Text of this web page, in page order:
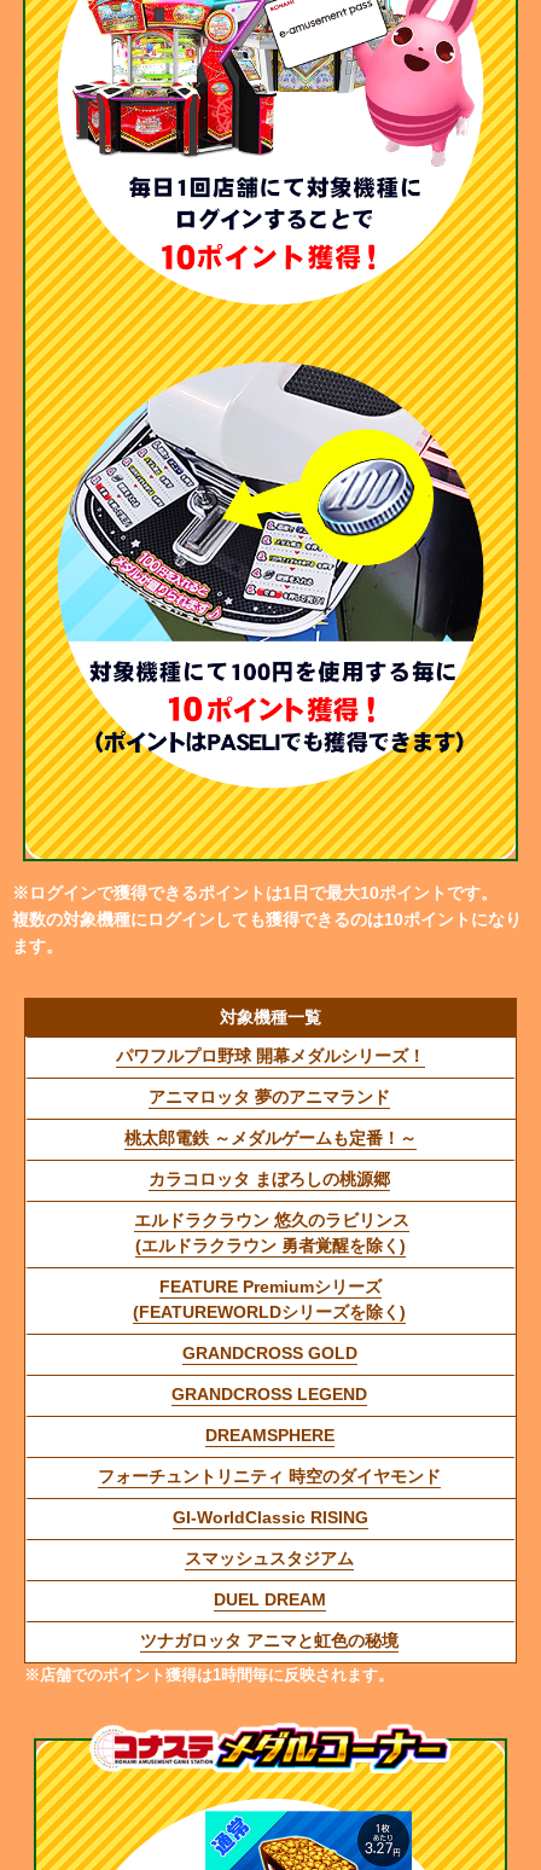
※ログインで獲得できるポイントは1日で最大10ポイントです。
複数の対象機種にログインしても獲得できるのは10ポイントになり
ます。
対象機種一覧
パワフルプロ野球 開幕メダルシリーズ！
アニマロッタ 夢のアニマランド
桃太郎電鉄 ～メダルゲームも定番！～
カラコロッタ まぼろしの桃源郷
エルドラクラウン 悠久のラビリンス
(エルドラクラウン 勇者覚醒を除く)
FEATURE Premiumシリーズ
(FEATUREWORLDシリーズを除く)
GRANDCROSS GOLD
GRANDCROSS LEGEND
DREAMSPHERE
フォーチュントリニティ 時空のダイヤモンド
GI-WorldClassic RISING
スマッシュスタジアム
DUEL DREAM
ツナガロッタ アニマと虹色の秘境
※店舗でのポイント獲得は1時間毎に反映されます。